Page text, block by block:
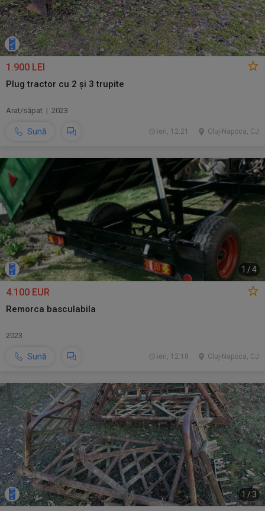
1.900 LEI
Plug tractor cu 2 și 3 trupite
Arat/săpat | 2023
Sună Cluj-Napoca, CJ
ieri, 12:21
1 /4
4.100 EUR
Remorca basculabila
2023
Sună Cluj-Napoca, CJ
ieri, 12:18
1 /3